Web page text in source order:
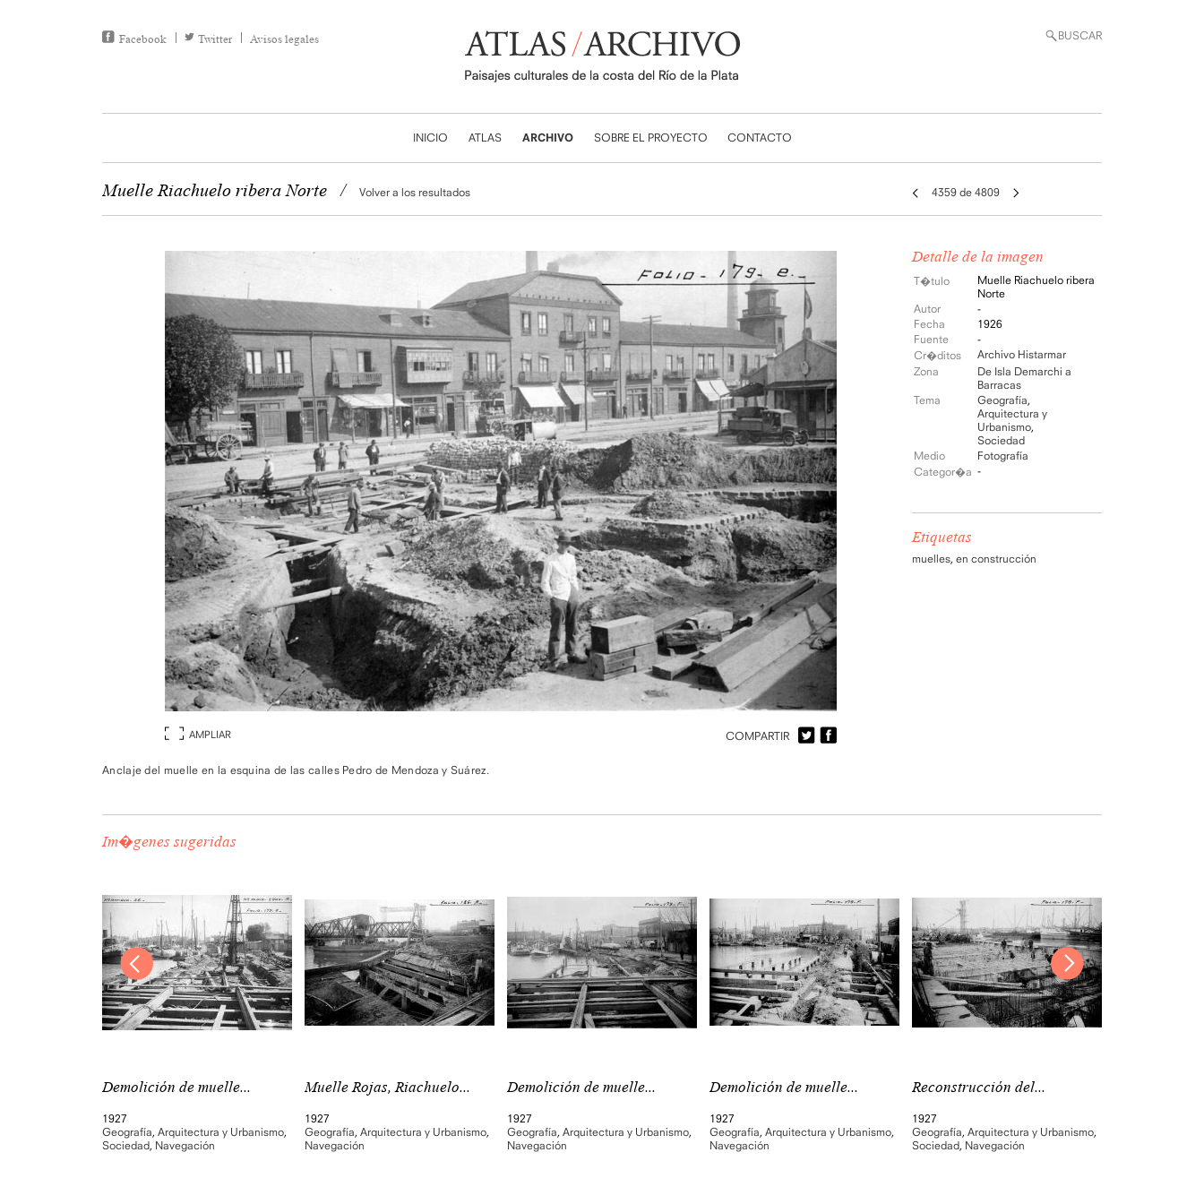
Facebook Twitter Avisos legales BUSCAR
INICIO ATLAS ARCHIVO SOBRE EL PROYECTO CONTACTO
Muelle Riachuelo ribera Norte / Volver a los resultados 4359 de 4809
AMPLIAR COMPARTIR
Anclaje del muelle en la esquina de las calles Pedro de Mendoza y Suárez.
Detalle de la imagen
T�tulo
Muelle Riachuelo ribera
Norte
Autor
-
Fecha
1926
Fuente
-
Cr�ditos
Archivo Histarmar
Zona
De Isla Demarchi a
Barracas
Tema
Geografía,
Arquitectura y
Urbanismo,
Sociedad
Medio
Fotografía
Categor�a -
Etiquetas
muelles, en construcción
Im�genes sugeridas
Demolición de muelle...
1927
Geografía, Arquitectura y Urbanismo,
Sociedad, Navegación
Muelle Rojas, Riachuelo...
1927
Geografía, Arquitectura y Urbanismo,
Navegación
Demolición de muelle...
1927
Geografía, Arquitectura y Urbanismo,
Navegación
Demolición de muelle...
1927
Geografía, Arquitectura y Urbanismo,
Navegación
Reconstrucción del...
1927
Geografía, Arquitectura y Urbanismo,
Sociedad, Navegación